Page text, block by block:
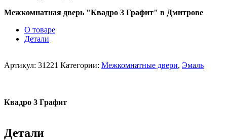
Межкомнатная дверь "Квадро 3 Графит" в Дмитрове
О товаре
Детали
Артикул: 31221 Категории: Межкомнатные двери, Эмаль
Квадро 3 Графит
Детали